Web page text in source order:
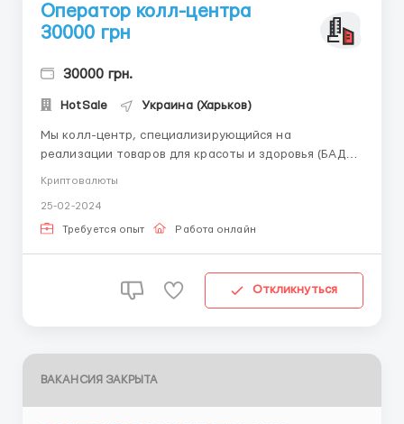
Оператор колл-центра
30000 грн
30000 грн.
HotSale Украина (Харьков)
Мы колл-центр, специализирующийся на
реализации товаров для красоты и здоровья (БАДы).
предлагаем: Полностью удаленный формат работы
График 5/2 с 9-17 (пн-пт) Конкурентная ЗП,
Криптовалюты
25-02-2024
Требуется опыт Работа онлайн
Откликнуться
ВАКАНСИЯ ЗАКРЫТА